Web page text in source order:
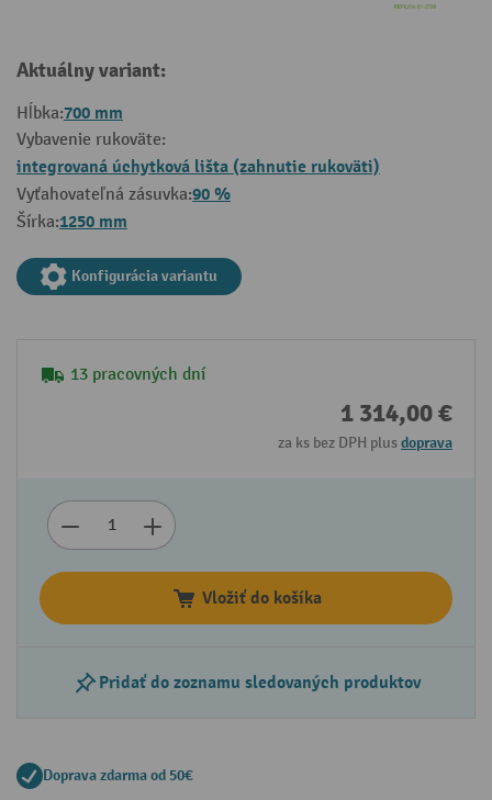
Aktuálny variant:
Hĺbka:700 mm
Vybavenie rukoväte:
integrovaná úchytková lišta (zahnutie rukoväti)
Vyťahovateľná zásuvka:90 %
Šírka:1250 mm
Konfigurácia variantu
13 pracovných dní
1 314,00 €
za ks bez DPH plusdoprava
Vložiť do košíka
Pridať do zoznamu sledovaných produktov
Doprava zdarma od 50€